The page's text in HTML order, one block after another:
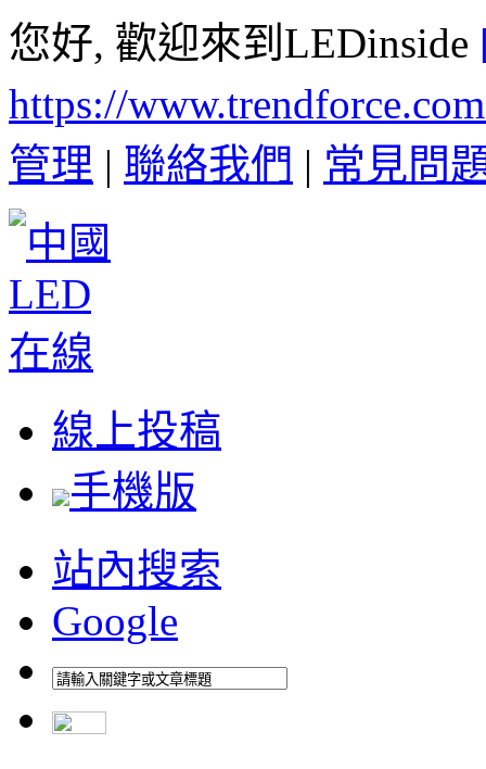
您好, 歡迎來到LEDinside
https://
管理 | 聯絡我們 | 常見問
線上投稿
手機版
站內搜索
Google